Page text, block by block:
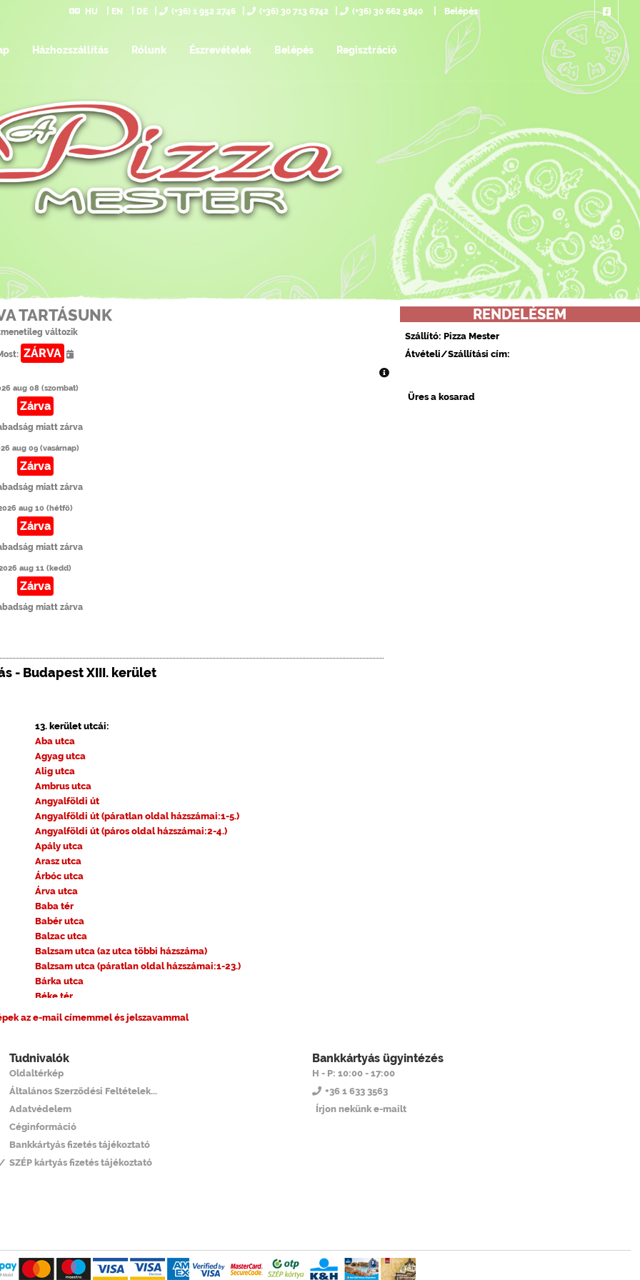
HU EN DE (+36) 1 952 2746 (+36) 30 713 6742 (+36) 30 662 5840 Belépés
Házhozszállítás Rólunk Észrevételek Belépés Regisztráció
TARTÁSUNK
változik
ZÁRVA
aug 08 (szombat)
Zárva
miatt zárva
aug 09 (vasárnap)
Zárva
miatt zárva
aug 10 (hétfő)
Zárva
miatt zárva
aug 11 (kedd)
Zárva
miatt zárva
- Budapest XIII. kerület
13. kerület utcái:
Aba utca
Agyag utca
Alig utca
Ambrus utca
Angyalföldi út
Angyalföldi út (páratlan oldal házszámai:1-5.)
Angyalföldi út (páros oldal házszámai:2-4.)
Apály utca
Arasz utca
Árbóc utca
Árva utca
Baba tér
Babér utca
Balzac utca
Balzsam utca (az utca többi házszáma)
Balzsam utca (páratlan oldal házszámai:1-23.)
Bárka utca
Béke tér
Béke utca (páratlan oldal házszámai:1-63.)
Bence utca
Berettyó utca
Bessenyei utca
Botond utca
Budai Nagy Antal utca
Bulcsú utca (az utca többi házszáma)
Csata utca
Csavargyár utca
az e-mail címemmel és jelszavammal
RENDELÉSEM
Szállító: Pizza Mester
Átvételi/Szállítási cím:
Üres a kosarad
Tudnivalók
Oldaltérkép
Általános Szerződési Feltételek...
Adatvédelem
Céginformáció
Bankkártyás fizetés tájékoztató
SZÉP kártyás fizetés tájékoztató
Bankkártyás ügyintézés
H - P: 10:00 - 17:00
+36 1 633 3563
Írjon nekünk e-mailt